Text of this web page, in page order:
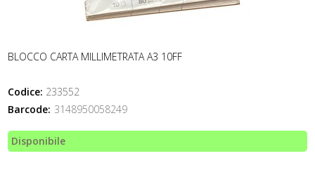
BLOCCO CARTA MILLIMETRATA A3 10FF
Codice: 233552
Barcode: 3148950058249
Disponibile